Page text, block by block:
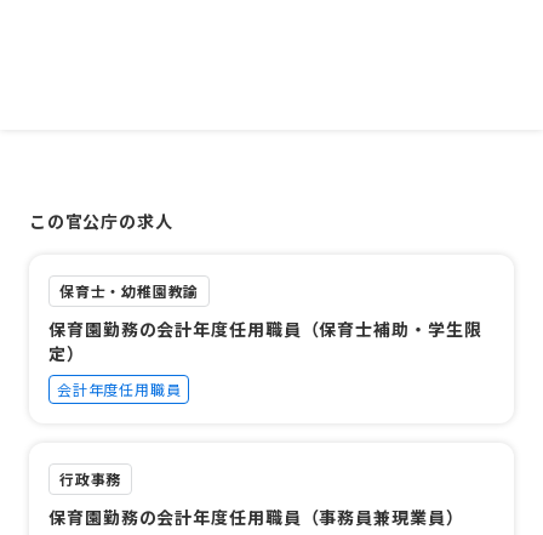
この官公庁の求人
保育士・幼稚園教諭
保育園勤務の会計年度任用職員（保育士補助・学生限
定）
会計年度任用職員
行政事務
保育園勤務の会計年度任用職員（事務員兼現業員）